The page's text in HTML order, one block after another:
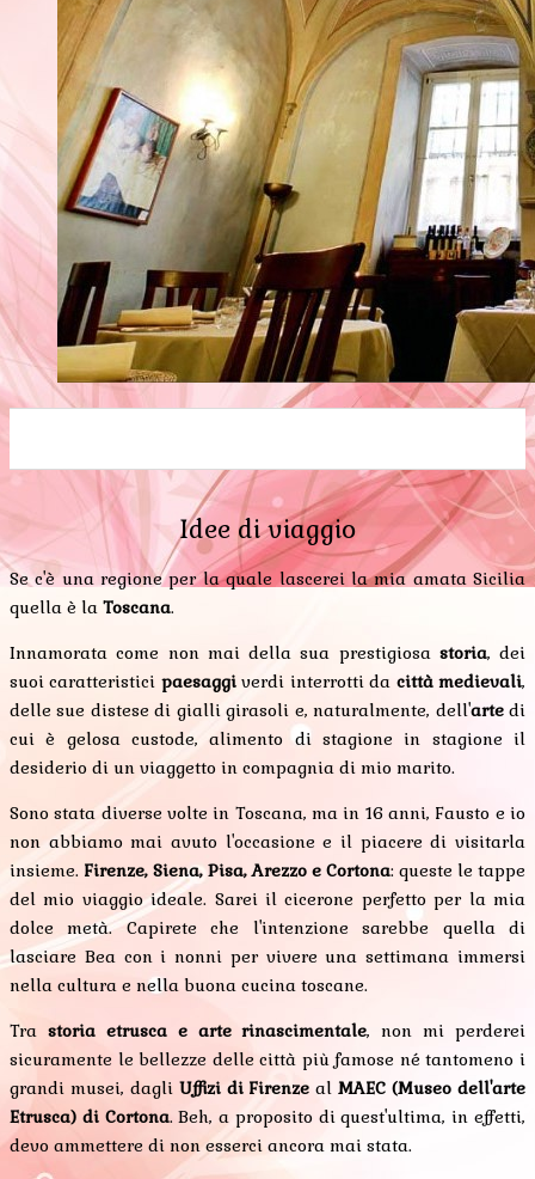
Idee di viaggio
Se c'è una regione per la quale lascerei la mia amata Sicilia
quella è la Toscana.
Innamorata come non mai della sua prestigiosa storia, dei
suoi caratteristici paesaggiverdi interrotti da città medievali,
delle sue distese di gialli girasoli e, naturalmente, dell'artedi
cui è gelosa custode, alimento di stagione in stagione il
desiderio di un viaggetto in compagnia di mio marito.
Sono stata diverse volte in Toscana, ma in 16 anni, Fausto e io
non abbiamo mai avuto l'occasione e il piacere di visitarla
insieme. Firenze, Siena, Pisa, Arezzo e Cortona: queste le tappe
del mio viaggio ideale. Sarei il cicerone perfetto per la mia
dolce metà. Capirete che l'intenzione sarebbe quella di
lasciare Bea con i nonni per vivere una settimana immersi
nella cultura e nella buona cucina toscane.
Tra storia etrusca e arte rinascimentale, non mi perderei
sicuramente le bellezze delle città più famose né tantomeno i
grandi musei, dagli Uffizi di Firenze alMAEC (Museo dell'arte
Etrusca) di Cortona. Beh, a proposito di quest'ultima, in effetti,
devo ammettere di non esserci ancora mai stata.